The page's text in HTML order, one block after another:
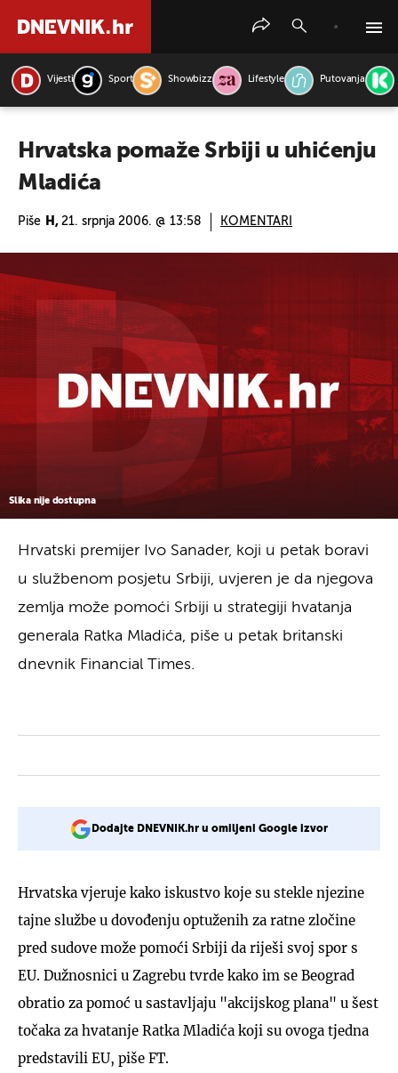
Vijesti Sport Showbizz Lifestyle Putovanja
Hrvatska pomaže Srbiji u uhićenju
Mladića
Piše H, 21. srpnja 2006. @ 13:58 KOMENTARI
Slika nije dostupna
Hrvatski premijer Ivo Sanader, koji u petak boravi
u službenom posjetu Srbiji, uvjeren je da njegova
zemlja može pomoći Srbiji u strategiji hvatanja
generala Ratka Mladića, piše u petak britanski
dnevnik Financial Times.
Dodajte DNEVNIK.hr u omiljeni Google izvor
Hrvatska vjeruje kako iskustvo koje su stekle njezine
tajne službe u dovođenju optuženih za ratne zločine
pred sudove može pomoći Srbiji da riješi svoj spor s
EU. Dužnosnici u Zagrebu tvrde kako im se Beograd
obratio za pomoć u sastavljaju "akcijskog plana" u šest
točaka za hvatanje Ratka Mladića koji su ovoga tjedna
predstavili EU, piše FT.
PRETRAŽITE VIJESTI